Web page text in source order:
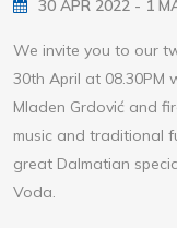
30 APR 2022 - 1
We invite you to our
30th April at 08.30PM
Mladen Grdović and
music and traditional
great Dalmatian
Voda.